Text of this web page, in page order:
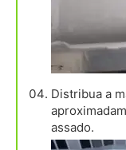
Distribua a
assado.